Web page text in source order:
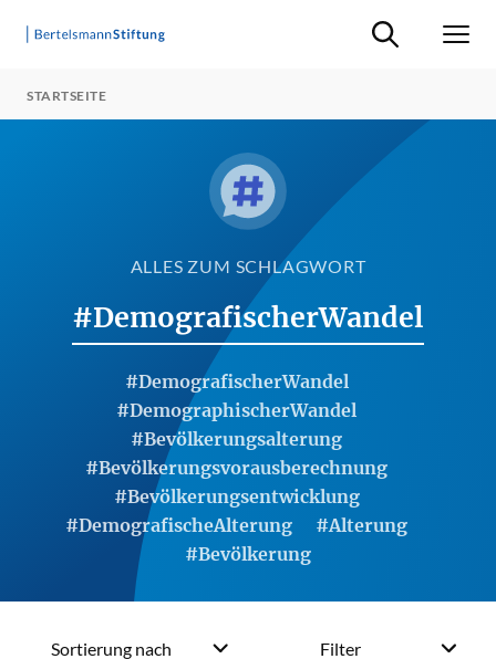
Suche ein-/
STARTSEITE
ALLES ZUM SCHLAGWORT
#DemografischerWandel
#DemografischerWandel
#DemographischerWandel
#Bevölkerungsalterung
#Bevölkerungsvorausberechnung
#Bevölkerungsentwicklung
#DemografischeAlterung
#Alterung
#Bevölkerung
Filter
Sortierung nach